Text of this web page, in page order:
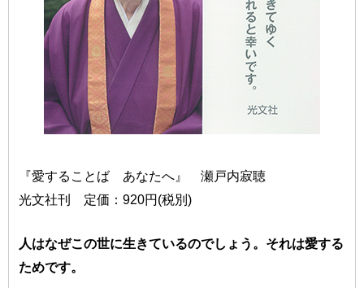
『愛することば あなたへ』 瀬戸内寂聴
光文社刊 定価：920円(税別)
人はなぜこの世に生きているのでしょう。それは愛する
ためです。